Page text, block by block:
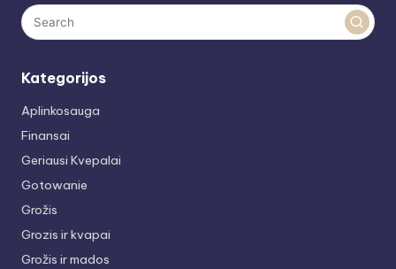
Kategorijos
Aplinkosauga
Finansai
Geriausi Kvepalai
Gotowanie
Grožis
Grozis ir kvapai
Grožis ir mados